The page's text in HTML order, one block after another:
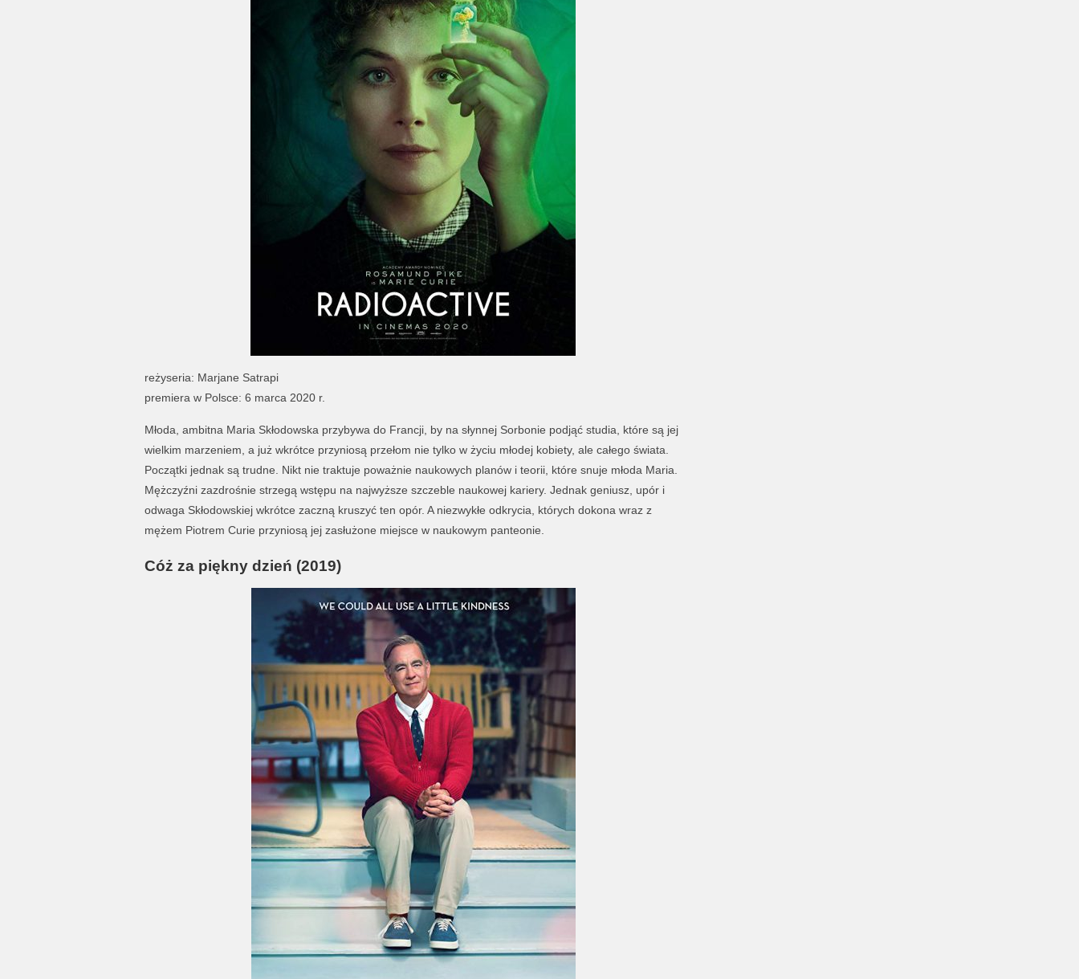
reżyseria: Marjane Satrapi
premiera w Polsce: 6 marca 2020 r.
Młoda, ambitna Maria Skłodowska przybywa do Francji, by na słynnej Sorbonie podjąć studia, które są jej
wielkim marzeniem, a już wkrótce przyniosą przełom nie tylko w życiu młodej kobiety, ale całego świata.
Początki jednak są trudne. Nikt nie traktuje poważnie naukowych planów i teorii, które snuje młoda Maria.
Mężczyźni zazdrośnie strzegą wstępu na najwyższe szczeble naukowej kariery. Jednak geniusz, upór i
odwaga Skłodowskiej wkrótce zaczną kruszyć ten opór. A niezwykłe odkrycia, których dokona wraz z
mężem Piotrem Curie przyniosą jej zasłużone miejsce w naukowym panteonie.
Cóż za piękny dzień (2019)